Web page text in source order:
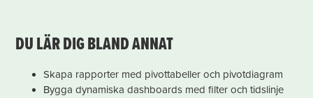
DU LÄR DIG BLAND ANNAT
Skapa rapporter med pivottabeller och pivotdiagram
Bygga dynamiska dashboards med filter och tidslinje